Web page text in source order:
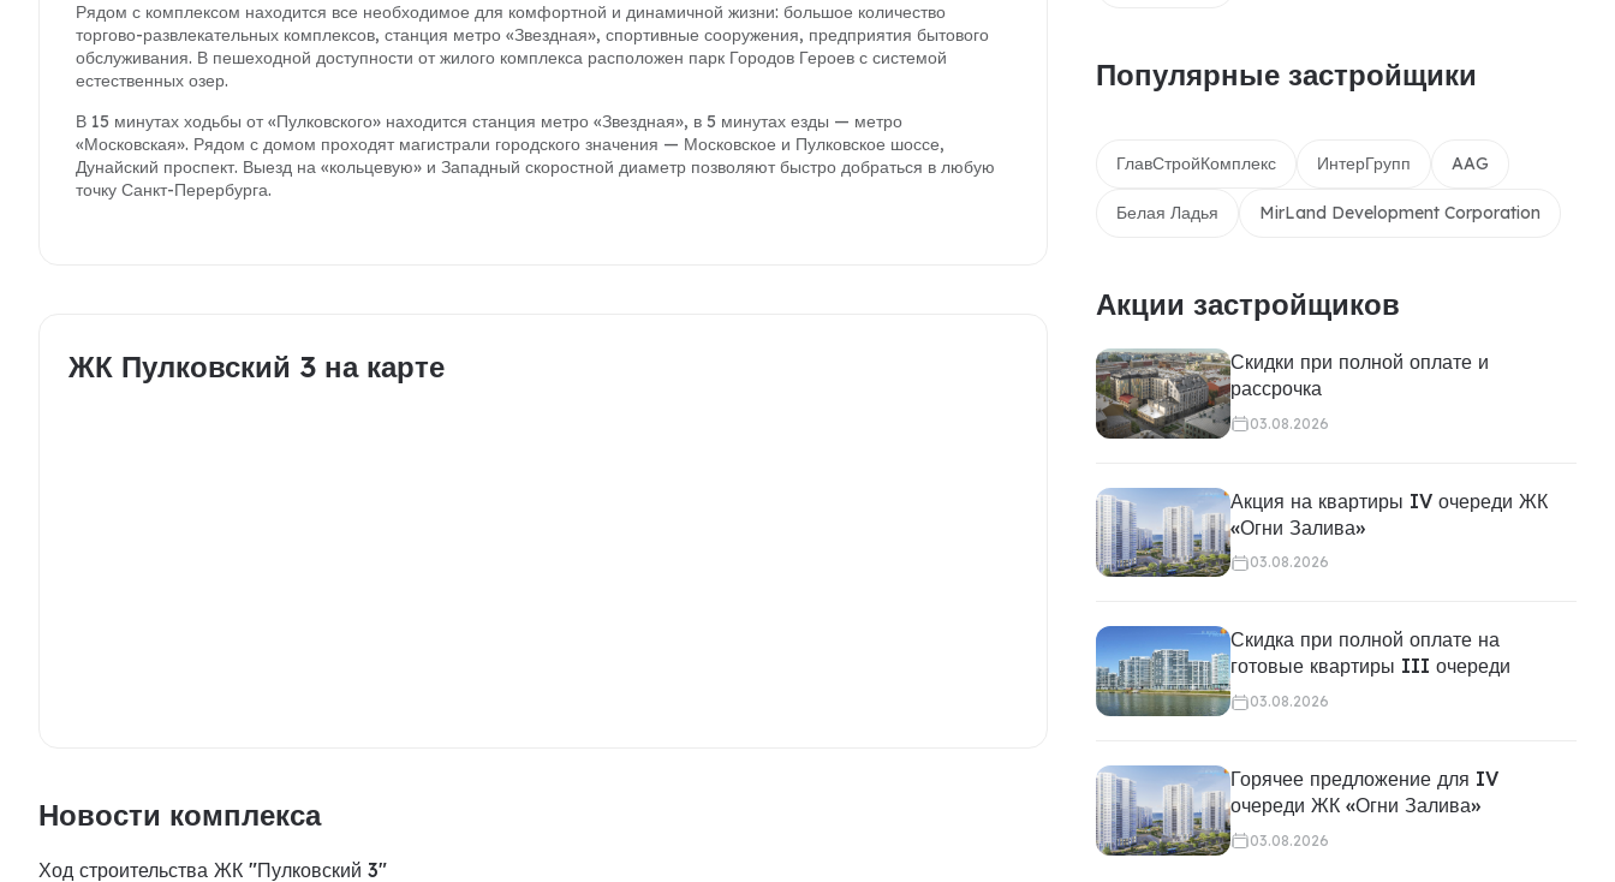
Рядом с комплексом находится все необходимое для комфортной и динамичной жизни: большое количество
торгово-развлекательных комплексов, станция метро «Звездная», спортивные сооружения, предприятия бытового
обслуживания. В пешеходной доступности от жилого комплекса расположен парк Городов Героев с системой
естественных озер.
В 15 минутах ходьбы от «Пулковского» находится станция метро «Звездная», в 5 минутах езды — метро
«Московская». Рядом с домом проходят магистрали городского значения — Московское и Пулковское шоссе,
Дунайский проспект. Выезд на «кольцевую» и Западный скоростной диаметр позволяют быстро добраться в любую
точку Санкт-Перербурга.
ЖК Пулковский 3 на карте
Новости комплекса
Ход строительства ЖК "Пулковский 3"
Популярные застройщики
ГлавСтройКомплекс ИнтерГрупп AAG
Белая Ладья MirLand Development Corporation
Акции застройщиков
Скидки при полной оплате и
рассрочка
03.08.2026
Акция на квартиры IV очереди ЖК
«Огни Залива»
03.08.2026
Скидка при полной оплате на
готовые квартиры III очереди
03.08.2026
Горячее предложение для IV
очереди ЖК «Огни Залива»
03.08.2026